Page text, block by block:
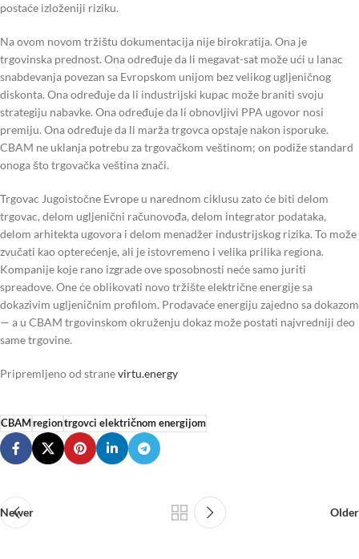
postaće izloženiji riziku.
Na ovom novom tržištu dokumentacija nije birokratija. Ona je
trgovinska prednost. Ona određuje da li megavat-sat može ući u lanac
snabdevanja povezan sa Evropskom unijom bez velikog ugljeničnog
diskonta. Ona određuje da li industrijski kupac može braniti svoju
strategiju nabavke. Ona određuje da li obnovljivi PPA ugovor nosi
premiju. Ona određuje da li marža trgovca opstaje nakon isporuke.
CBAM ne uklanja potrebu za trgovačkom veštinom; on podiže standard
onoga što trgovačka veština znači.
Trgovac Jugoistočne Evrope u narednom ciklusu zato će biti delom
trgovac, delom ugljenični računovođa, delom integrator podataka,
delom arhitekta ugovora i delom menadžer industrijskog rizika. To može
zvučati kao opterećenje, ali je istovremeno i velika prilika regiona.
Kompanije koje rano izgrade ove sposobnosti neće samo juriti
spreadove. One će oblikovati novo tržište električne energije sa
dokazivim ugljeničnim profilom. Prodavaće energiju zajedno sa dokazom
— a u CBAM trgovinskom okruženju dokaz može postati najvredniji deo
same trgovine.
Pripremljeno od stranevirtu.energy
CBAM regiontrgovci električnom energijom
Newer Older